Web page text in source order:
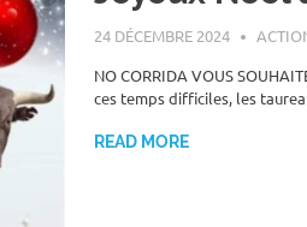
24 DÉCEMBRE 2024
N‌O CORRIDA VOUS
ces temps difficiles, les
READ MORE